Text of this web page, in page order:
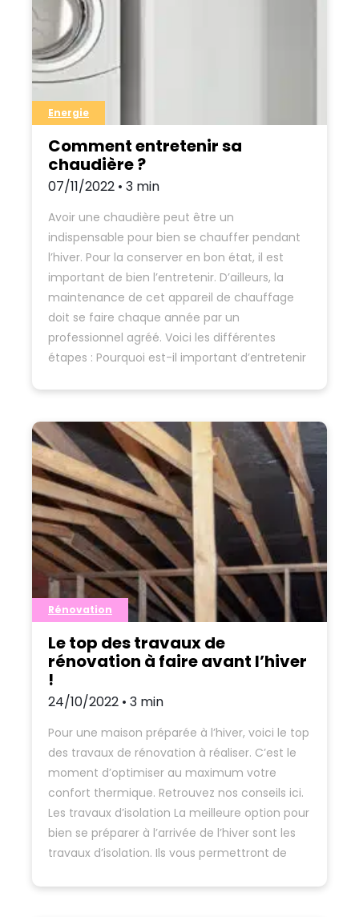
Comment entretenir sa
chaudière ?
Energie
07/11/2022 • 3 min
Avoir une chaudière peut être un
indispensable pour bien se chauffer pendant
l’hiver. Pour la conserver en bon état, il est
important de bien l’entretenir. D’ailleurs, la
maintenance de cet appareil de chauffage
doit se faire chaque année par un
professionnel agréé. Voici les différentes
étapes : Pourquoi est-il important d’entretenir
Le top des travaux de
rénovation à faire avant l’hiver
!
Rénovation
24/10/2022 • 3 min
Pour une maison préparée à l’hiver, voici le top
des travaux de rénovation à réaliser. C’est le
moment d’optimiser au maximum votre
confort thermique. Retrouvez nos conseils ici.
Les travaux d’isolation La meilleure option pour
bien se préparer à l’arrivée de l’hiver sont les
travaux d’isolation. Ils vous permettront de